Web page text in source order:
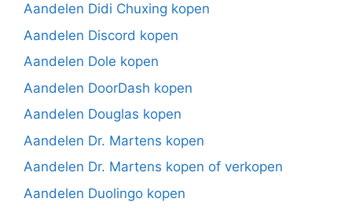
Aandelen Didi Chuxing kopen
Aandelen Discord kopen
Aandelen Dole kopen
Aandelen DoorDash kopen
Aandelen Douglas kopen
Aandelen Dr. Martens kopen
Aandelen Dr. Martens kopen of verkopen
Aandelen Duolingo kopen